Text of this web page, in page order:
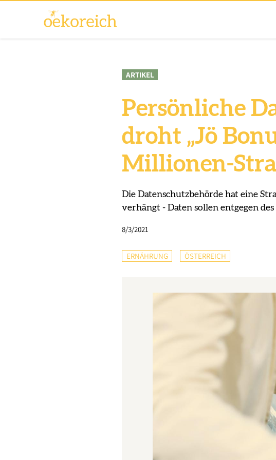
ARTIKEL
Persönliche
droht „Jö
Millionen-
Die Datenschutzbehörde hat eine
verhängt - Daten sollen entgegen
8/3/2021
ERNÄHRUNG ÖSTERREICH